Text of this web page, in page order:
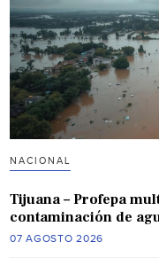
NACIONAL
Tijuana – Profepa
contaminación de
07 AGOSTO 2026